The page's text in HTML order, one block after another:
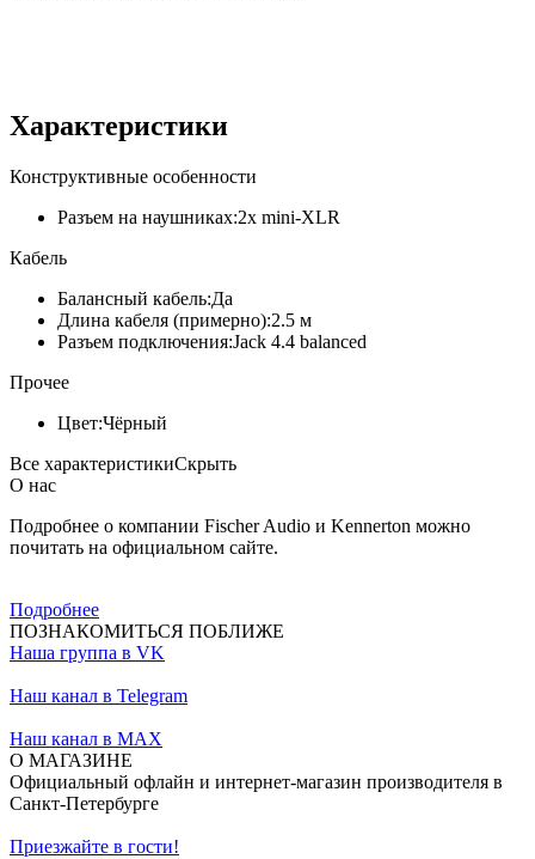
Характеристики
Конструктивные особенности
Разъем на наушниках:2x mini-XLR
Кабель
Балансный кабель:Да
Длина кабеля (примерно):2.5 м
Разъем подключения:Jack 4.4 balanced
Прочее
Цвет:Чёрный
Все характеристикиСкрыть
О нас
Подробнее о компании Fischer Audio и Kennerton можно
почитать на официальном сайте.
Подробнее
ПОЗНАКОМИТЬСЯ ПОБЛИЖЕ
Наша группа в VK
Наш канал в Telegram
Наш канал в MAX
О МАГАЗИНЕ
Официальный офлайн и интернет-магазин производителя в
Санкт-Петербурге
Приезжайте в гости!